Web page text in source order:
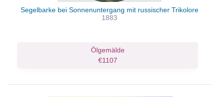
Segelbarke bei Sonnenuntergang mit russischer Trikolore
1883
Ölgemälde
€1107